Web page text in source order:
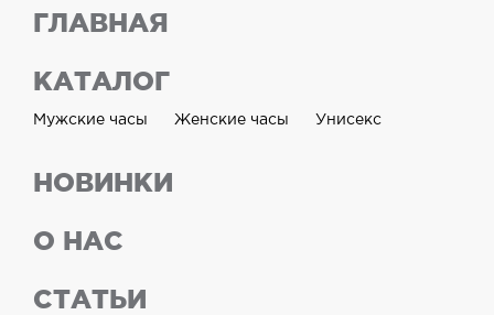
ГЛАВНАЯ
КАТАЛОГ
Мужские часы Женские часы Унисекс
НОВИНКИ
О НАС
СТАТЬИ